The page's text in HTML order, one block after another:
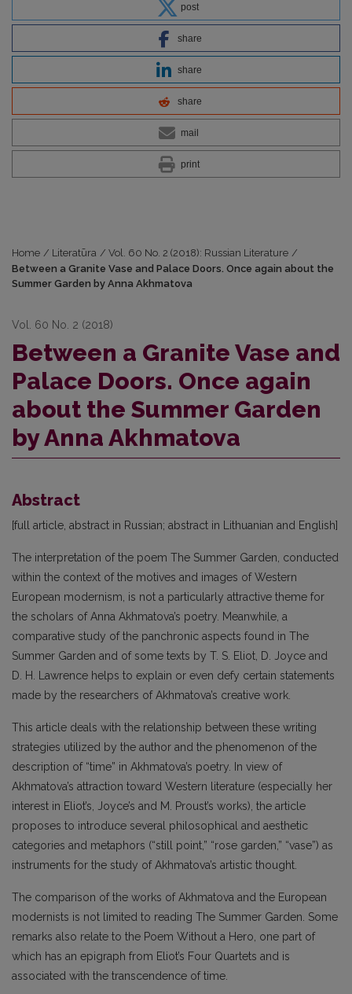
post
share
share
share
mail
print
Home / Literatūra / Vol. 60 No. 2 (2018): Russian Literature /
Between a Granite Vase and Palace Doors. Once again about the
Summer Garden by Anna Akhmatova
Vol. 60 No. 2 (2018)
Between a Granite Vase and
Palace Doors. Once again
about the Summer Garden
by Anna Akhmatova
Abstract
[full article, abstract in Russian; abstract in Lithuanian and English]
The interpretation of the poem The Summer Garden, conducted
within the context of the motives and images of Western
European modernism, is not a particularly attractive theme for
the scholars of Anna Akhmatova’s poetry. Meanwhile, a
comparative study of the panchronic aspects found in The
Summer Garden and of some texts by T. S. Eliot, D. Joyce and
D. H. Lawrence helps to explain or even defy certain statements
made by the researchers of Akhmatova’s creative work.
This article deals with the relationship between these writing
strategies utilized by the author and the phenomenon of the
description of “time” in Akhmatova’s poetry. In view of
Akhmatova’s attraction toward Western literature (especially her
interest in Eliot’s, Joyce’s and M. Proust’s works), the article
proposes to introduce several philosophical and aesthetic
categories and metaphors (“still point,” “rose garden,” “vase”) as
instruments for the study of Akhmatova’s artistic thought.
The comparison of the works of Akhmatova and the European
modernists is not limited to reading The Summer Garden. Some
remarks also relate to the Poem Without a Hero, one part of
which has an epigraph from Eliot’s Four Quartets and is
associated with the transcendence of time.